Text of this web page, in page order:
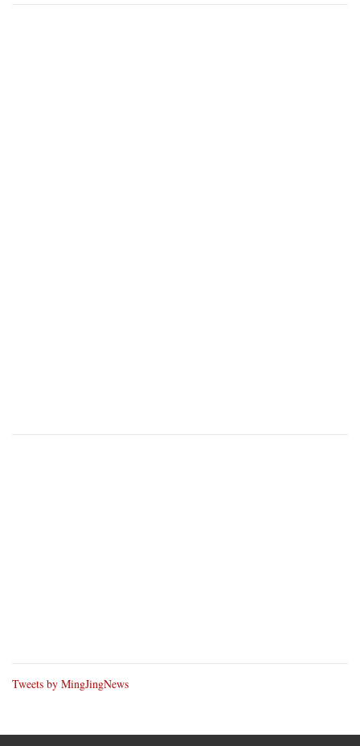
Tweets by MingJingNews